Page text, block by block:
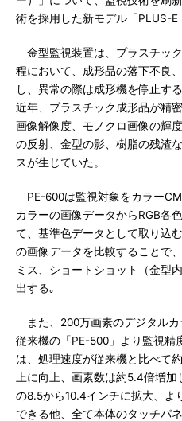
術を採用した新モデル「PLUS-E
金型監視装置は、プラスチッ
程において、成形品の落下不良
し、異常の際は成形機を停止す
近年、プラスチック成形品が精
画像解像度、モノクロ画像の輝
の反射、金型の影、樹脂の残渣
スが生じていた。
PE-600は監視対象をカラー
カラーの画像データからRGB各
て、基準色データとして取り込
の画像データを比較することで
ミス、ショートショット（金型
出する｡
また、200万画素のデジタルカ
従来機の「PE-500」より監視精
は、処理速度が従来機と比べて
上に向上、画素数は約5.4倍増
の8.5から10.4インチに拡大、よ
できる他、全て本体のタッチパ